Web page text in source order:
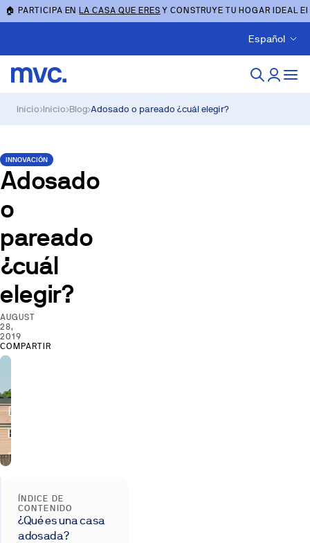
🏠 PARTICIPA ENLA CASA QUE ERES Y CONSTRUYE TU HOGAR IDEAL
Español
Inicio›Inicio›Blog›Adosado o pareado ¿cuál elegir?
INNOVACIÓN
Adosado
o
pareado
¿cuál
elegir?
AUGUST
28,
2019
COMPARTIR
ÍNDICE DE
CONTENIDO
¿Qué es una casa
adosada?